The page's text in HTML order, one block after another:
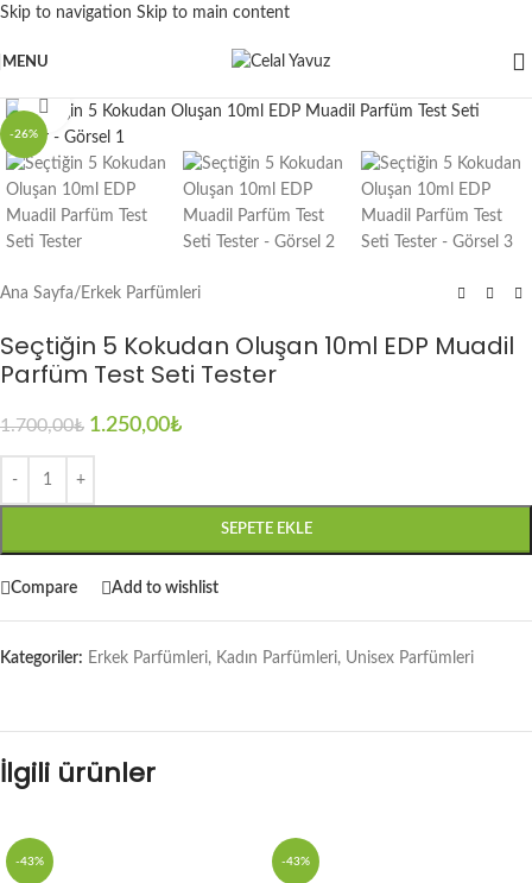
Skip to navigation Skip to main content
MENU
-26%
Click to enlarge
Ana Sayfa/ Erkek Parfümleri
Seçtiğin 5 Kokudan Oluşan 10ml EDP Muadil
Parfüm Test Seti Tester
1.700,00₺ 1.250,00₺
SEPETE EKLE
Compare Add to wishlist
Kategoriler: Erkek Parfümleri, Kadın Parfümleri, Unisex Parfümleri
İlgili ürünler
-43% -43%